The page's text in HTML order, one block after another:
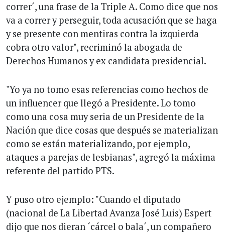
correr´, una frase de la Triple A. Como dice que nos
va a correr y perseguir, toda acusación que se haga
y se presente con mentiras contra la izquierda
cobra otro valor", recriminó la abogada de
Derechos Humanos y ex candidata presidencial.
"Yo ya no tomo esas referencias como hechos de
un influencer que llegó a Presidente. Lo tomo
como una cosa muy seria de un Presidente de la
Nación que dice cosas que después se materializan
como se están materializando, por ejemplo,
ataques a parejas de lesbianas", agregó la máxima
referente del partido PTS.
Y puso otro ejemplo: "Cuando el diputado
(nacional de La Libertad Avanza José Luis) Espert
dijo que nos dieran ´cárcel o bala´, un compañero